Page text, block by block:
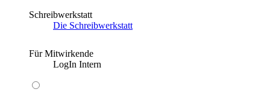
Schreibwerkstatt
Die Schreibwerkstatt
Für Mitwirkende
LogIn Intern